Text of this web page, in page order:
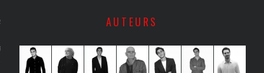
AUTEURS